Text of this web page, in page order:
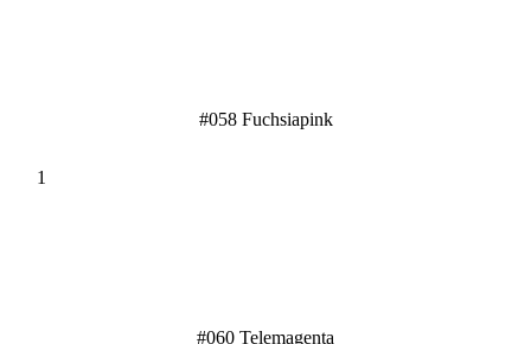
#058 Fuchsiapink
#060 Telemagenta